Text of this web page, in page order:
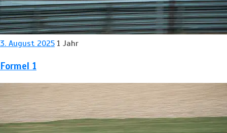
3. August 2025 1 Jahr
Formel 1